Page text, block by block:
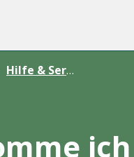
Hilfe & Services